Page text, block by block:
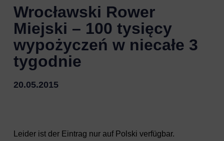
Wrocławski Rower
Miejski – 100 tysięcy
wypożyczeń w niecałe 3
tygodnie
20.05.2015
Leider ist der Eintrag nur auf Polski verfügbar.